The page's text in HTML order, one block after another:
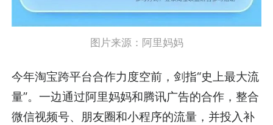
图片来源：阿里妈妈
今年淘宝跨平台合作力度空前，剑指“史上最大流
量”。一边通过阿里妈妈和腾讯广告的合作，整合
微信视频号、朋友圈和小程序的流量，并投入补